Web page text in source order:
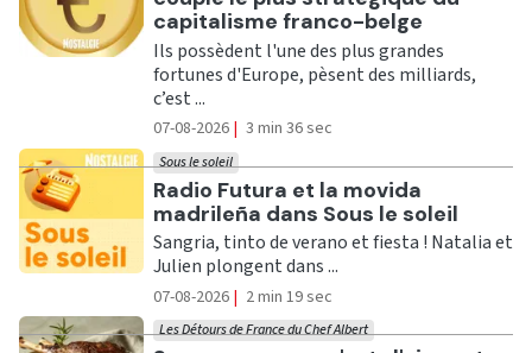
capitalisme franco-belge
Ils possèdent l'une des plus grandes
fortunes d'Europe, pèsent des milliards,
c’est ...
07-08-2026 | 3 min 36 sec
Ecouter
Radio Futura et la movida
madrileña dans Sous le soleil
Sous le soleil
Sangria, tinto de verano et fiesta ! Natalia et
Julien plongent dans ...
07-08-2026 | 2 min 19 sec
Les Détours de France du Chef Albert